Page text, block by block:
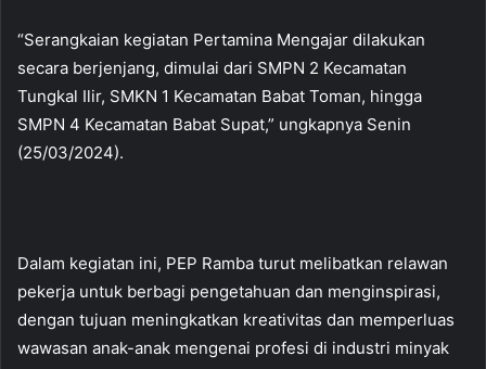
“Serangkaian kegiatan Pertamina Mengajar dilakukan
secara berjenjang, dimulai dari SMPN 2 Kecamatan
Tungkal Ilir, SMKN 1 Kecamatan Babat Toman, hingga
SMPN 4 Kecamatan Babat Supat,” ungkapnya Senin
(25/03/2024).
Dalam kegiatan ini, PEP Ramba turut melibatkan relawan
pekerja untuk berbagi pengetahuan dan menginspirasi,
dengan tujuan meningkatkan kreativitas dan memperluas
wawasan anak-anak mengenai profesi di industri minyak